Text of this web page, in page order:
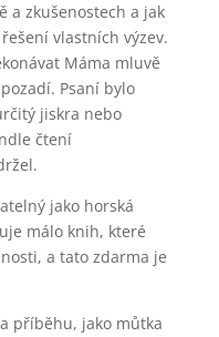
a zkušenostech a jak
vlastních výzev.
Máma mluvě
Psaní bylo
jiskra nebo
čtení
jako horská
málo knih, které
a tato zdarma je
příběhu, jako můtka